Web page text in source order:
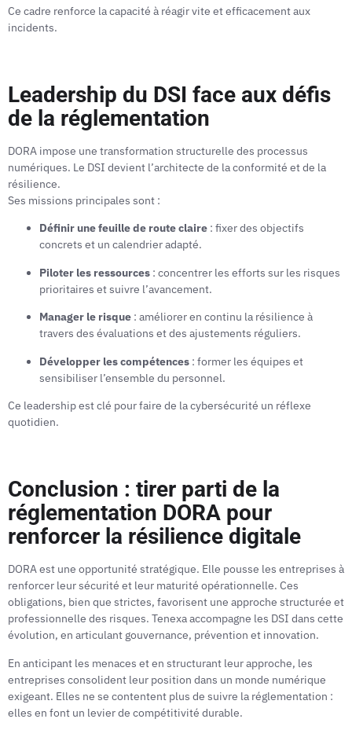
Ce cadre renforce la capacité à réagir vite et efficacement aux
incidents.
Leadership du DSI face aux défis
de la réglementation
DORA impose une transformation structurelle des processus
numériques. Le DSI devient l’architecte de la conformité et de la
résilience.
Ses missions principales sont :
Définir une feuille de route claire : fixer des objectifs
concrets et un calendrier adapté.
Piloter les ressources : concentrer les efforts sur les risques
prioritaires et suivre l’avancement.
Manager le risque : améliorer en continu la résilience à
travers des évaluations et des ajustements réguliers.
Développer les compétences : former les équipes et
sensibiliser l’ensemble du personnel.
Ce leadership est clé pour faire de la cybersécurité un réflexe
quotidien.
Conclusion : tirer parti de la
réglementation DORA pour
renforcer la résilience digitale
DORA est une opportunité stratégique. Elle pousse les entreprises à
renforcer leur sécurité et leur maturité opérationnelle. Ces
obligations, bien que strictes, favorisent une approche structurée et
professionnelle des risques. Tenexa accompagne les DSI dans cette
évolution, en articulant gouvernance, prévention et innovation.
En anticipant les menaces et en structurant leur approche, les
entreprises consolident leur position dans un monde numérique
exigeant. Elles ne se contentent plus de suivre la réglementation :
elles en font un levier de compétitivité durable.